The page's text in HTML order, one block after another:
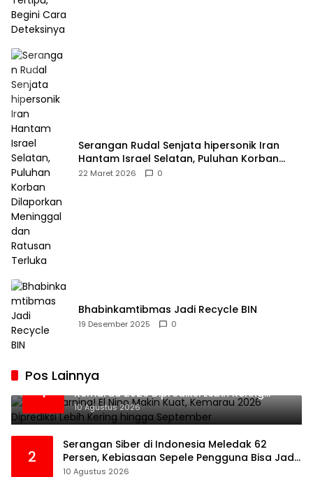
Serangan Rudal Senjata hipersonik Iran
Hantam Israel Selatan, Puluhan Korban
Dilaporkan Meninggal dan Ratusan Terluka
22 Maret 2026 0
Bhabinkamtibmas Jadi Recycle BIN
19 Desember 2025 0
Pos Lainnya
1
BMKG Warning! El Nino Makin Kuat,
Kemarau 2026 Diprediksi Lebih Kering
hingga September
10 Agustus 2026
2
Serangan Siber di Indonesia Meledak 62
Persen, Kebiasaan Sepele Pengguna Bisa Jadi
Pintu Masuk Hacker
10 Agustus 2026